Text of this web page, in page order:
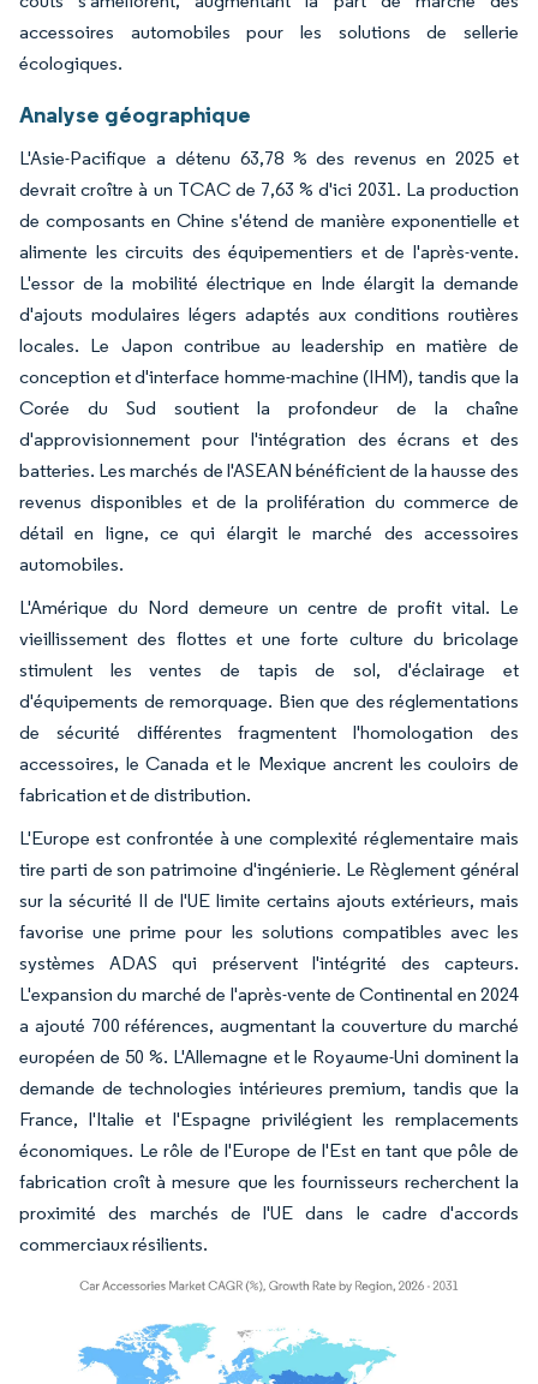
accessoires automobiles pour les solutions de sellerie
écologiques.
Analyse géographique
L'Asie-Pacifique a détenu 63,78 % des revenus en 2025 et
devrait croître à un TCAC de 7,63 % d'ici 2031. La production
de composants en Chine s'étend de manière exponentielle et
alimente les circuits des équipementiers et de l'après-vente.
L'essor de la mobilité électrique en Inde élargit la demande
d'ajouts modulaires légers adaptés aux conditions routières
locales. Le Japon contribue au leadership en matière de
conception et d'interface homme-machine (IHM), tandis que la
Corée du Sud soutient la profondeur de la chaîne
d'approvisionnement pour l'intégration des écrans et des
batteries. Les marchés de l'ASEAN bénéficient de la hausse des
revenus disponibles et de la prolifération du commerce de
détail en ligne, ce qui élargit le marché des accessoires
automobiles.
L'Amérique du Nord demeure un centre de profit vital. Le
vieillissement des flottes et une forte culture du bricolage
stimulent les ventes de tapis de sol, d'éclairage et
d'équipements de remorquage. Bien que des réglementations
de sécurité différentes fragmentent l'homologation des
accessoires, le Canada et le Mexique ancrent les couloirs de
fabrication et de distribution.
L'Europe est confrontée à une complexité réglementaire mais
tire parti de son patrimoine d'ingénierie. Le Règlement général
sur la sécurité II de l'UE limite certains ajouts extérieurs, mais
favorise une prime pour les solutions compatibles avec les
systèmes ADAS qui préservent l'intégrité des capteurs.
L'expansion du marché de l'après-vente de Continental en 2024
a ajouté 700 références, augmentant la couverture du marché
européen de 50 %. L'Allemagne et le Royaume-Uni dominent la
demande de technologies intérieures premium, tandis que la
France, l'Italie et l'Espagne privilégient les remplacements
économiques. Le rôle de l'Europe de l'Est en tant que pôle de
fabrication croît à mesure que les fournisseurs recherchent la
proximité des marchés de l'UE dans le cadre d'accords
commerciaux résilients.